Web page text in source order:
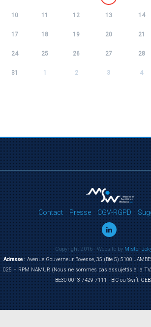
10 11 12 13 14
17 18 19 20 21
24 25 26 27 28
31 1 2 3 4
Contact Presse CGV-RGPD
Copyright 2016 - Website byMister
Adresse :Avenue Gouverneur Bovesse, 35 (Bte 5) 5100
025 – RPM NAMUR (Nous ne sommes pas assujettis à la
BE30 0013 7429 7111 - BIC ou Swift: